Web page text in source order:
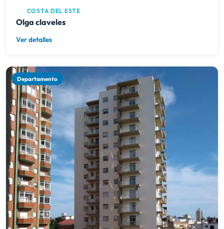
COSTA DEL ESTE
Olga claveles
Ver detalles
Departamento